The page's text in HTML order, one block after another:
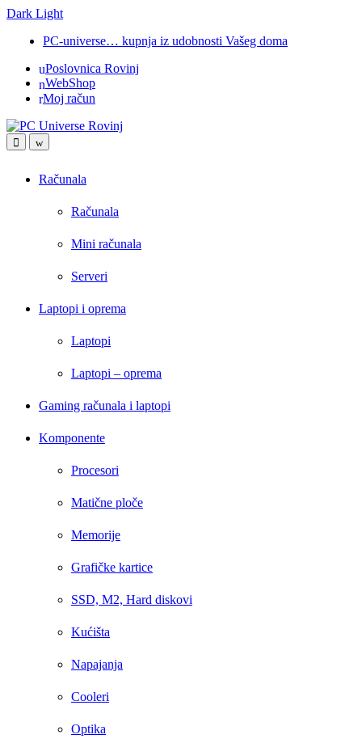
Dark Light
navigation
content
PC-universe… kupnja iz udobnosti Vašeg doma
Poslovnica Rovinj
WebShop
Moj račun
OpenClose
Računala
Računala
Mini računala
Serveri
Laptopi i oprema
Laptopi
Laptopi – oprema
Gaming računala i laptopi
Komponente
Procesori
Matične ploče
Memorije
Grafičke kartice
SSD, M2, Hard diskovi
Kućišta
Napajanja
Cooleri
Optika